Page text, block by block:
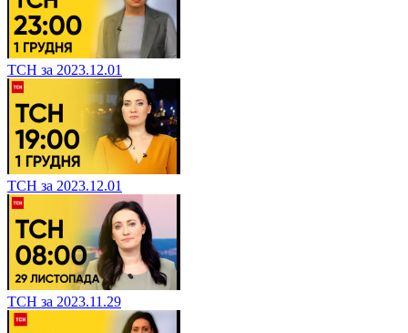
ТСН за 2023.12.01
ТСН за 2023.12.01
ТСН за 2023.11.29